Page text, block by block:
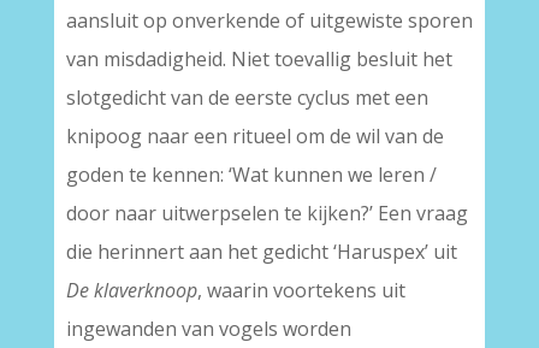
aansluit op onverkende of uitgewiste sporen
van misdadigheid. Niet toevallig besluit het
slotgedicht van de eerste cyclus met een
knipoog naar een ritueel om de wil van de
goden te kennen: ‘Wat kunnen we leren /
door naar uitwerpselen te kijken?’ Een vraag
die herinnert aan het gedicht ‘Haruspex’ uit
De klaverknoop, waarin voortekens uit
ingewanden van vogels worden